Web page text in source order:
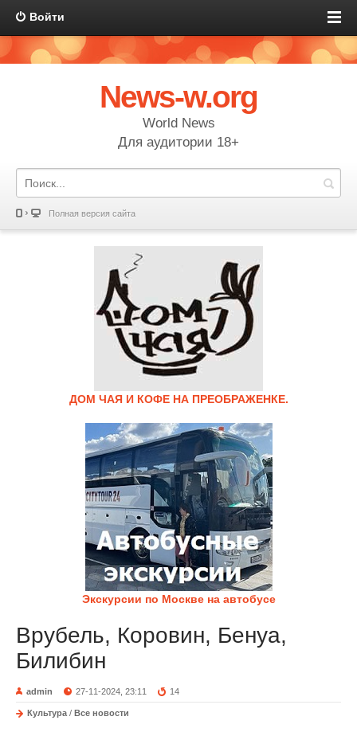
Войти
News-w.org
World News
Для аудитории 18+
Полная версия сайта
ДОМ ЧАЯ И КОФЕ НА ПРЕОБРАЖЕНКЕ.
Экскурсии по Москве на автобусе
Врубель, Коровин, Бенуа,
Билибин
admin 27-11-2024, 23:11 14
Культура / Все новости